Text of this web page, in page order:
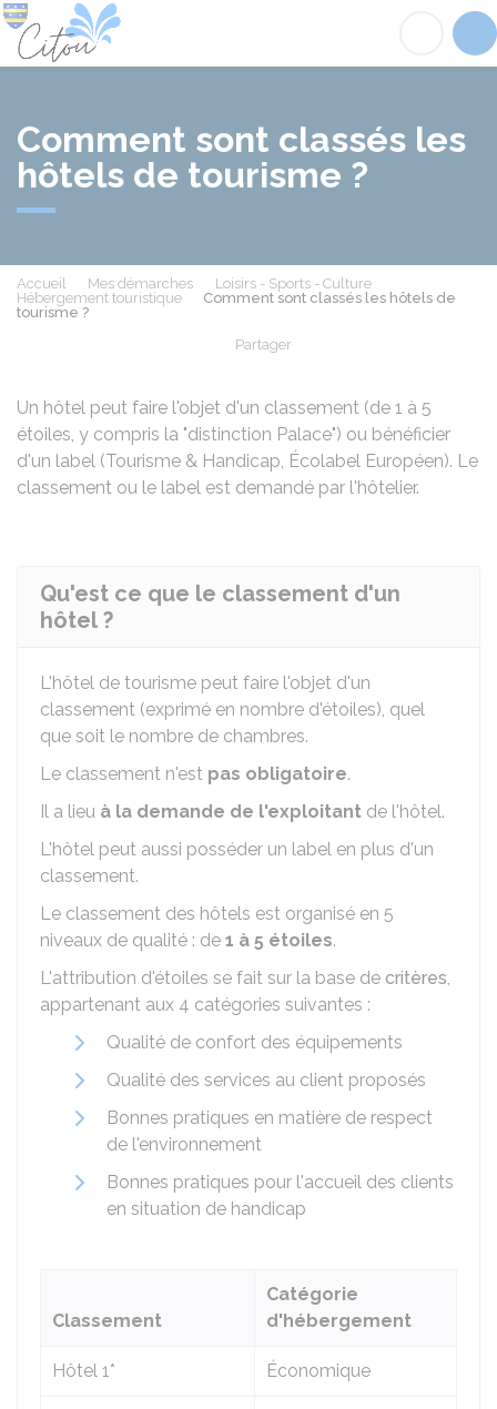
Comment sont classés les
hôtels de tourisme ?
Accueil Mes démarches
Loisirs - Sports - Culture
Hébergement touristique
Comment sont classés les hôtels de
tourisme ?
Partager
Un hôtel peut faire l'objet d'un classement (de 1 à 5
étoiles, y compris la "distinction Palace") ou bénéficier
d'un label (Tourisme & Handicap, Écolabel Européen). Le
classement ou le label est demandé par l'hôtelier.
Qu'est ce que le classement d'un
hôtel ?
L'hôtel de tourisme peut faire l'objet d'un
classement (exprimé en nombre d'étoiles), quel
que soit le nombre de chambres.
Le classement n'est pas obligatoire.
Il a lieu à la demande de l'exploitant de l'hôtel.
L'hôtel peut aussi posséder un label en plus d'un
classement.
Le classement des hôtels est organisé en 5
niveaux de qualité : de 1 à 5 étoiles.
L'attribution d'étoiles se fait sur la base de critères,
appartenant aux 4 catégories suivantes :
Qualité de confort des équipements
Qualité des services au client proposés
Bonnes pratiques en matière de respect
de l'environnement
Bonnes pratiques pour l'accueil des clients
en situation de handicap
Classement
Catégorie
d'hébergement
Hôtel 1* Économique